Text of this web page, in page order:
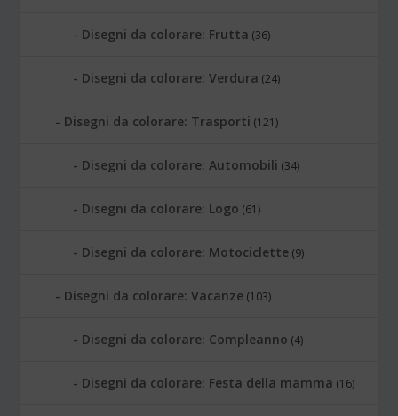
Disegni da colorare: Frutta (36)
Disegni da colorare: Verdura (24)
Disegni da colorare: Trasporti (121)
Disegni da colorare: Automobili (34)
Disegni da colorare: Logo (61)
Disegni da colorare: Motociclette (9)
Disegni da colorare: Vacanze (103)
Disegni da colorare: Compleanno (4)
Disegni da colorare: Festa della mamma (16)